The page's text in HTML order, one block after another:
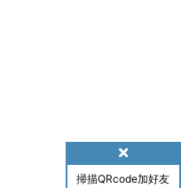
掃描QRcode加好友